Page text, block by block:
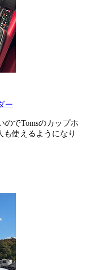
ー
のでTomsのカップホ
も使えるようになり